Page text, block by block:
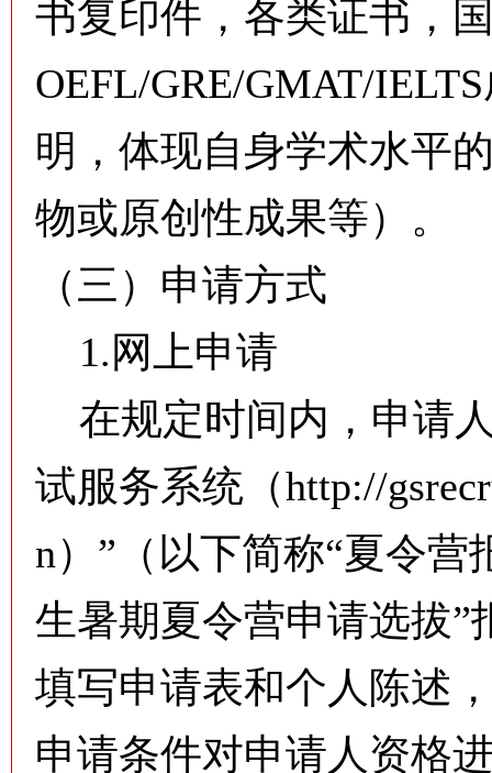
书复印件，各类证书，
OEFL/GRE/GMAT/
明，体现自身学术水平
物或原创性成果等）。
（三）申请方式
1.网上申请
在规定时间内，申请
试服务系统（http://
n）”（以下简称“夏令营
生暑期夏令营申请选拔
填写申请表和个人陈述
申请条件对申请人资格